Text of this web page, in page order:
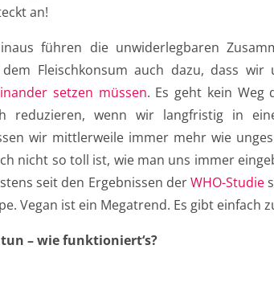
an!
führen die unwiderlegbaren
Fleischkonsum auch dazu, dass
setzen müssen. Es geht kein Weg
reduzieren, wenn wir langfristig in
wir mittlerweile immer mehr wie
nicht so toll ist, wie man uns immer
seit den Ergebnissen derWHO-Studie
Vegan ist ein Megatrend. Es gibt einfach
– wie funktioniert‘s?